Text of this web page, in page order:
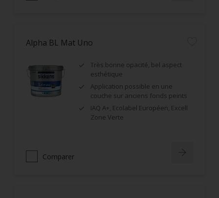
Alpha BL Mat Uno
Très bonne opacité, bel aspect
esthétique
Application possible en une
couche sur anciens fonds peints
IAQ A+, Ecolabel Européen, Excell
Zone Verte
Comparer